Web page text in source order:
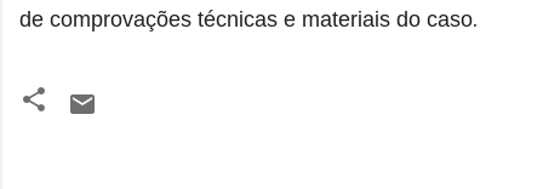
de comprovações técnicas e materiais do caso.